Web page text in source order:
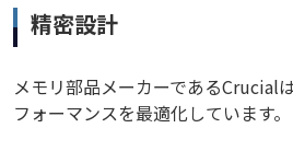
精密設計
メモリ部品メーカーであるCrucial
フォーマンスを最適化しています。